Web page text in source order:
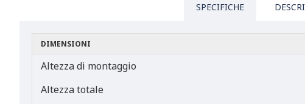
SPECIFICHE
DIMENSIONI
Altezza di montaggio
Altezza totale